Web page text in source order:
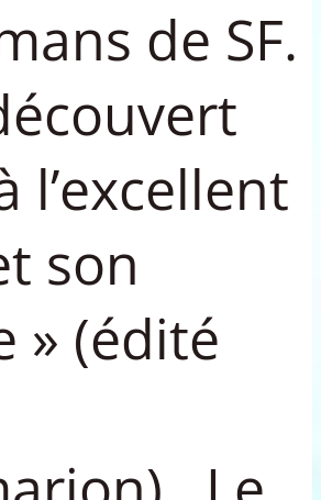
de SF.
l’excellent
son
» (édité